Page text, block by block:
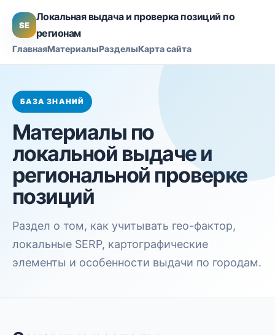
SE
Локальная выдача и проверка позиций по
регионам
ГлавнаяМатериалыРазделыКарта сайта
БАЗА ЗНАНИЙ
Материалы по
локальной выдаче и
региональной проверке
позиций
Раздел о том, как учитывать гео-фактор,
локальные SERP, картографические
элементы и особенности выдачи по городам.